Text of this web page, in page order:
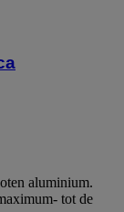
aluminium.
tot de